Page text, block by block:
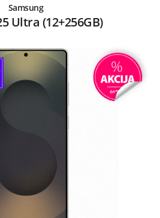
Samsung
Ultra (12+256GB)